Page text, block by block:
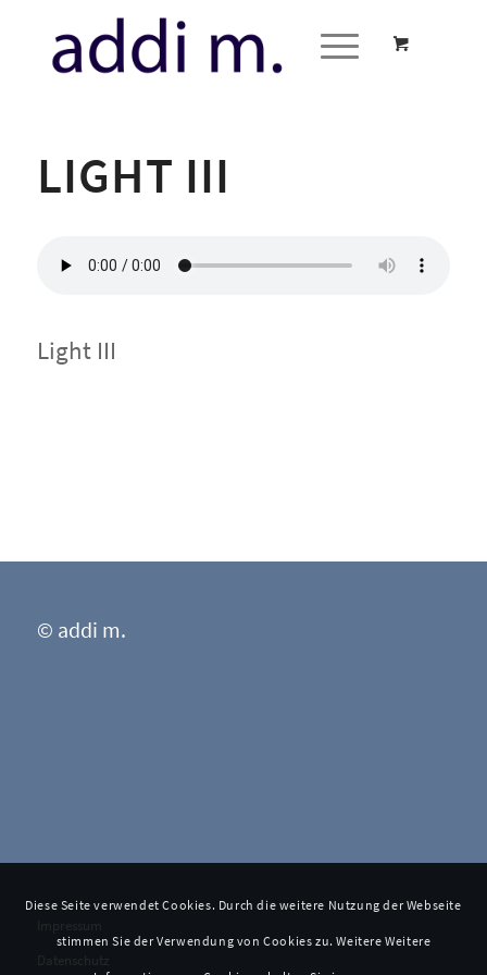
LIGHT III
Light III
© addi m.
Impressum
Datenschutz
Diese Seite verwendet Cookies. Durch die weitere Nutzung der Webseite
stimmen Sie der Verwendung von Cookies zu. Weitere Weitere